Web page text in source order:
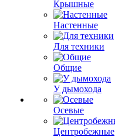
Крышные
Настенные
Для техники
Общие
У дымохода
Осевые
Центробежные